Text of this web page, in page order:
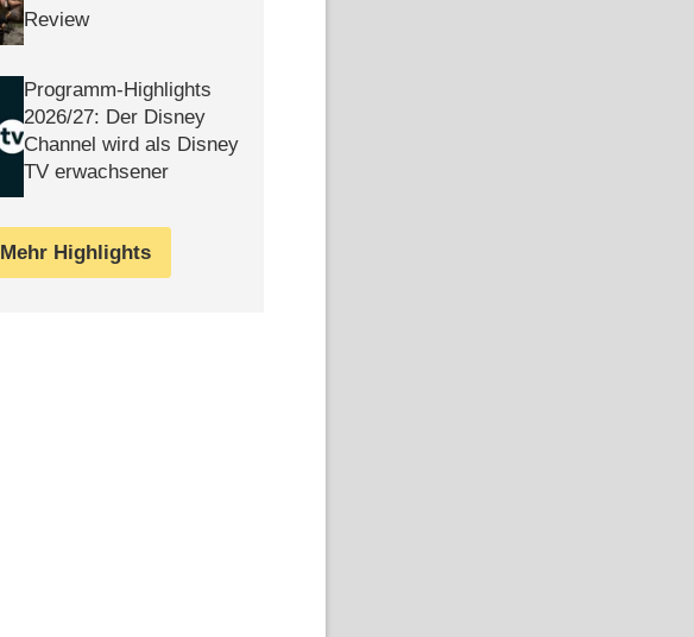
Review
Programm-Highlights
2026/​27: Der Disney
Channel wird als Disney
TV erwachsener
Mehr Highlights